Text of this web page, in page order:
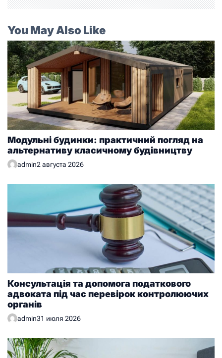
You May Also Like
Модульні будинки: практичний погляд на
альтернативу класичному будівництву
admin2 августа 2026
Консультація та допомога податкового
адвоката під час перевірок контролюючих
органів
admin31 июля 2026